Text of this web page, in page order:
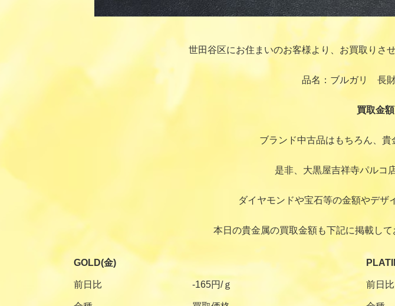
世田谷区にお住まいのお客様より、お買取りさ
品名：ブルガリ 長
買取金
ブランド中古品はもちろん、
是非、大黒屋吉祥寺パルコ
ダイヤモンドや宝石等の金額やデザ
本日の貴金属の買取金額も下記に掲載し
GOLD(金)
前日比 -165円/ｇ 前日比